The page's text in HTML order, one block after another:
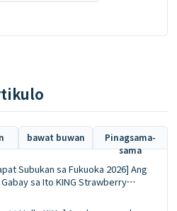
bawat buwan
Pinagsama-
sama
Subukan sa Fukuoka 2026] Ang
sa Ito KING Strawberry
sa tag-init